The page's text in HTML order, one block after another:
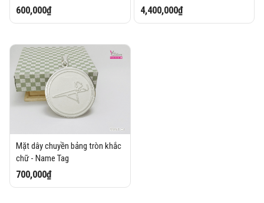
600,000₫ 4,400,000₫
Mặt dây chuyền bảng tròn khắc
chữ - Name Tag
700,000₫